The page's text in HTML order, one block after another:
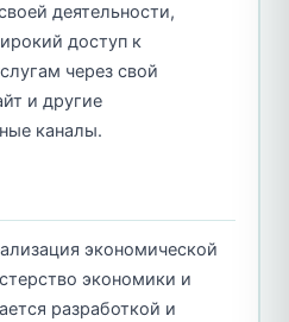
деятельности,
доступ к
через свой
и другие
каналы.
экономической
экономики и
разработкой и